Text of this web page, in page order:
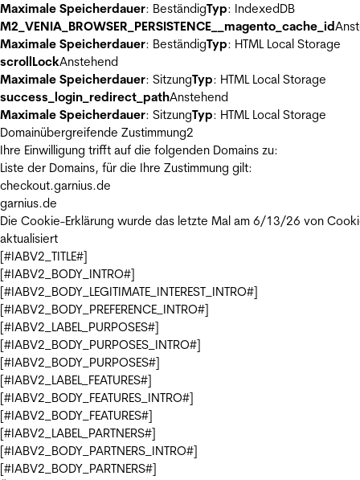
Maximale Speicherdauer: BeständigTyp: IndexedDB
M2_VENIA_BROWSER_PERSISTENCE__magento_cache_id
Maximale Speicherdauer: BeständigTyp: HTML Local Storage
scrollLockAnstehend
Maximale Speicherdauer: SitzungTyp: HTML Local Storage
success_login_redirect_pathAnstehend
Maximale Speicherdauer: SitzungTyp: HTML Local Storage
Domainübergreifende Zustimmung2
Ihre Einwilligung trifft auf die folgenden Domains zu:
Liste der Domains, für die Ihre Zustimmung gilt:
checkout.garnius.de
garnius.de
Die Cookie-Erklärung wurde das letzte Mal am 6/13/26 von
aktualisiert
[#IABV2_TITLE#]
[#IABV2_BODY_INTRO#]
[#IABV2_BODY_LEGITIMATE_INTEREST_INTRO#]
[#IABV2_BODY_PREFERENCE_INTRO#]
[#IABV2_LABEL_PURPOSES#]
[#IABV2_BODY_PURPOSES_INTRO#]
[#IABV2_BODY_PURPOSES#]
[#IABV2_LABEL_FEATURES#]
[#IABV2_BODY_FEATURES_INTRO#]
[#IABV2_BODY_FEATURES#]
[#IABV2_LABEL_PARTNERS#]
[#IABV2_BODY_PARTNERS_INTRO#]
[#IABV2_BODY_PARTNERS#]